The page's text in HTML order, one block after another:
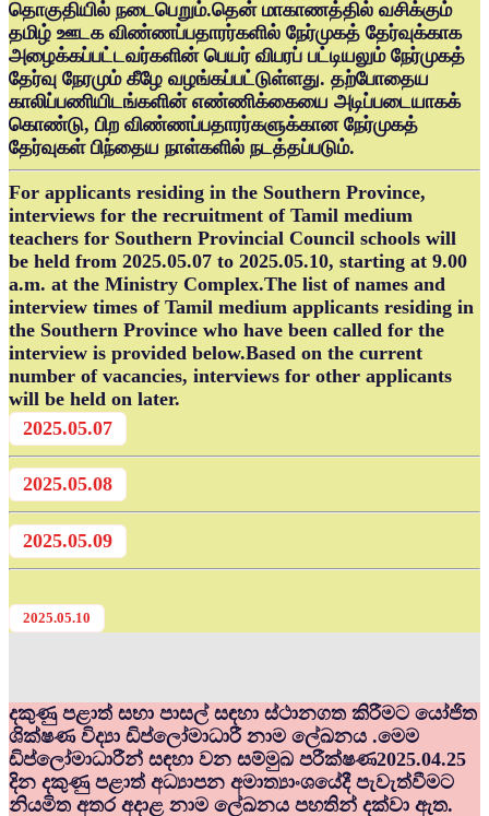
தொகுதியில் நடைபெறும்.தென் மாகாணத்தில் வசிக்கும்
தமிழ் ஊடக விண்ணப்பதாரர்களில் நேர்முகத் தேர்வுக்காக
அழைக்கப்பட்டவர்களின் பெயர் விபரப் பட்டியலும் நேர்முகத்
தேர்வு நேரமும் கீழே வழங்கப்பட்டுள்ளது. தற்போதைய
காலிப்பணியிடங்களின் எண்ணிக்கையை அடிப்படையாகக்
கொண்டு, பிற விண்ணப்பதாரர்களுக்கான நேர்முகத்
தேர்வுகள் பிந்தைய நாள்களில் நடத்தப்படும்.
For applicants residing in the Southern Province,
interviews for the recruitment of Tamil medium
teachers for Southern Provincial Council schools will
be held from 2025.05.07 to 2025.05.10, starting at 9.00
a.m. at the Ministry Complex.The list of names and
interview times of Tamil medium applicants residing in
the Southern Province who have been called for the
interview is provided below.Based on the current
number of vacancies, interviews for other applicants
will be held on later.
2025.05.07
2025.05.08
2025.05.09
2025.05.10
දකුණු පළාත් සභා පාසල් සඳහා ස්ථානගත කිරීමට යෝජිත
ශික්ෂණ විද්‍යා ඩිප්ලෝමාධාරී නාම ලේඛනය .මෙම
ඩිප්ලෝමාධාරීන් සඳහා වන සම්මුඛ පරීක්ෂණ2025.04.25
දින දකුණු පළාත් අධ්‍යාපන අමාත්‍යාංශයේදී පැවැත්වීමට
නියමිත අතර අදාළ නාම ලේඛනය පහතින් දක්වා ඇත.